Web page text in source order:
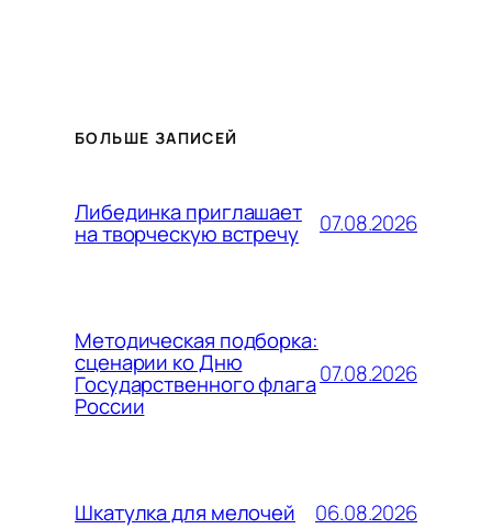
БОЛЬШЕ ЗАПИСЕЙ
Либединка приглашает
на творческую встречу 07.08.2026
Методическая подборка:
сценарии ко Дню
Государственного флага
России
07.08.2026
Шкатулка для мелочей 06.08.2026